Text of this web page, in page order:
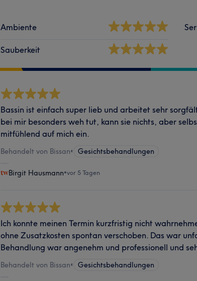
Ambiente
Sauberkeit
Bassin ist einfach super lieb und arbeitet sehr
bei mir besonders weh tut, kann sie nichts, aber
mitfühlend auf mich ein.
Behandelt von Bissan• Gesichtsbehandlungen
Birgit Hausmann•vor 5 Tagen
Ich konnte meinen Termin kurzfristig nicht
ohne Zusatzkosten spontan verschoben. Das war
Behandlung war angenehm und professionell und
Behandelt von Bissan• Gesichtsbehandlungen